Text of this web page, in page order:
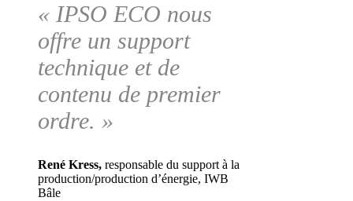
« IPSO ECO nous
offre un support
technique et de
contenu de premier
ordre. »
René Kress, responsable du support à la
production/production d’énergie, IWB
Bâle